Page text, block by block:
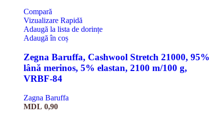
Compară
Vizualizare Rapidă
Adaugă la lista de dorințe
Adaugă în coș
Zegna Baruffa, Cashwool Stretch 21000, 95%
lână merinos, 5% elastan, 2100 m/100 g,
VRBF-84
Zagna Baruffa
MDL 0,90